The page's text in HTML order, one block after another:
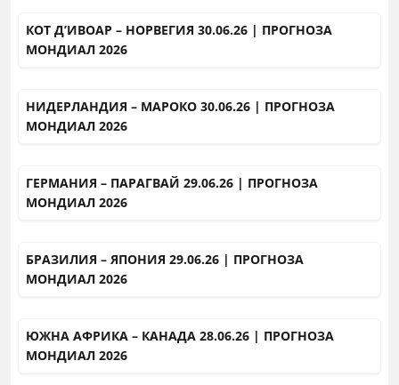
КОТ Д’ИВОАР – НОРВЕГИЯ 30.06.26 | ПРОГНОЗА
МОНДИАЛ 2026
НИДЕРЛАНДИЯ – МАРОКО 30.06.26 | ПРОГНОЗА
МОНДИАЛ 2026
ГЕРМАНИЯ – ПАРАГВАЙ 29.06.26 | ПРОГНОЗА
МОНДИАЛ 2026
БРАЗИЛИЯ – ЯПОНИЯ 29.06.26 | ПРОГНОЗА
МОНДИАЛ 2026
ЮЖНА АФРИКА – КАНАДА 28.06.26 | ПРОГНОЗА
МОНДИАЛ 2026